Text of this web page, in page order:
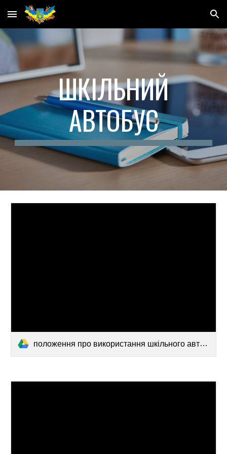
Skip to main content Skip to navigation
ШКІЛЬНИЙ
АВТОБУС
положення про використання шкільного автобусу.docx